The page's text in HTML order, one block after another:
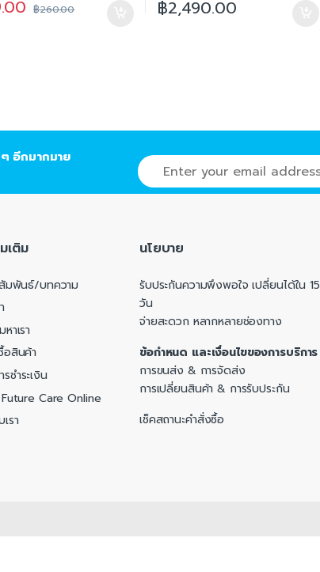
฿260.00
ให้คะแนน
5.00ตั้งแต่ 1-
฿2,490.00
อีกมากมาย
เติม
สัมพันธ์/บทความ
าเรา
อสินค้า
ชำระเงิน
Care Online
รา
นโยบาย
รับประกันความพึงพอใจ เปลี่ยนได้ใน 15
วัน
จ่ายสะดวก หลากหลายช่องทาง
ข้อกำหนด และเงื่อนไขของการบริการ
การขนส่ง & การจัดส่ง
การเปลี่ยนสินค้า & การรับประกัน
เช็คสถานะคำสั่งซื้อ